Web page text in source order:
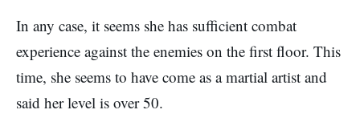
In any case, it seems she has sufficient combat
experience against the enemies on the first floor. This
time, she seems to have come as a martial artist and
said her level is over 50.